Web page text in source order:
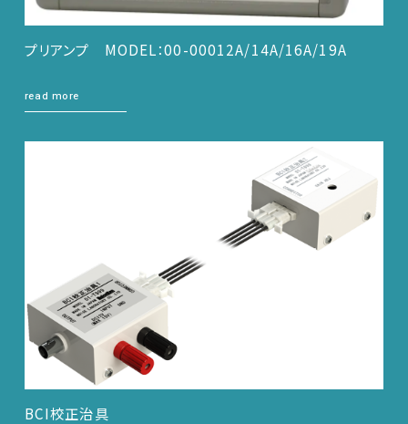
プリアンプ MODEL：00-00012A/14A/16A/19A
read more
BCI校正治具